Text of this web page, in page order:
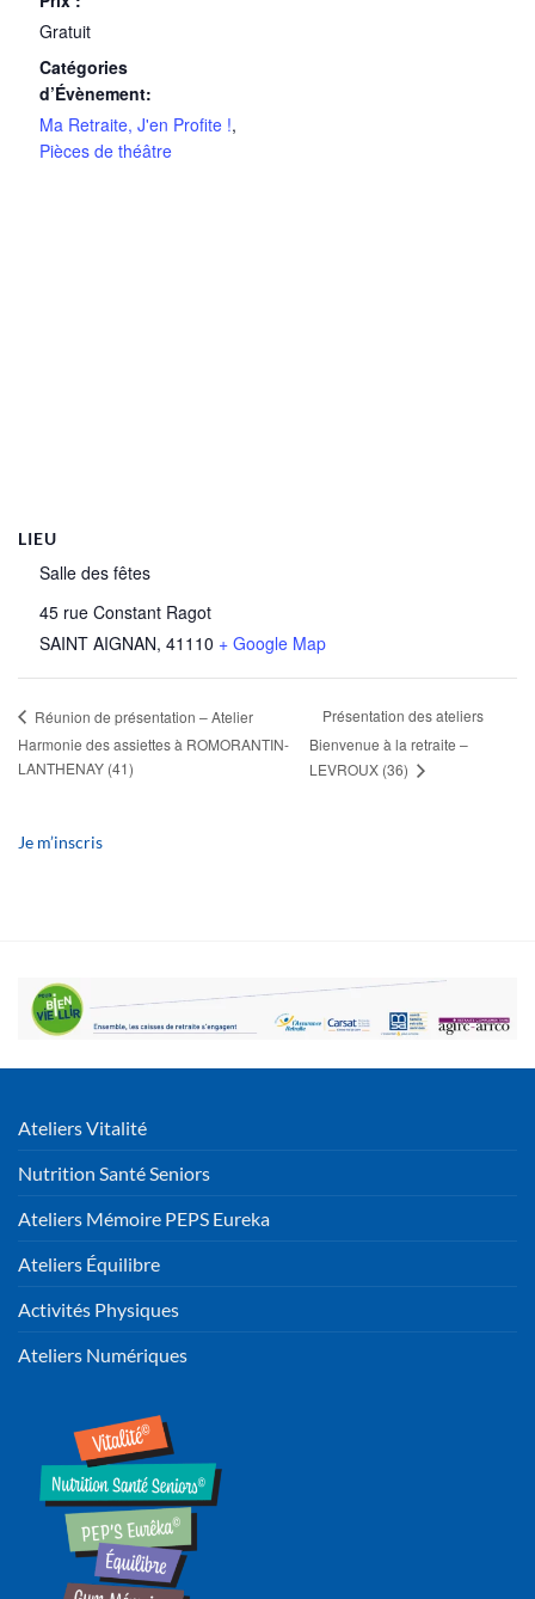
Gratuit
Catégories
d’Évènement:
Ma Retraite, J'en Profite !,
Pièces de théâtre
LIEU
Salle des fêtes
45 rue Constant Ragot
SAINT AIGNAN, 41110 + Google Map
Réunion de présentation – Atelier
Harmonie des assiettes à ROMORANTIN-
LANTHENAY (41)
Présentation des ateliers
Bienvenue à la retraite –
LEVROUX (36)
Je m’inscris
Ateliers Vitalité
Nutrition Santé Seniors
Ateliers Mémoire PEPS Eureka
Ateliers Équilibre
Activités Physiques
Ateliers Numériques